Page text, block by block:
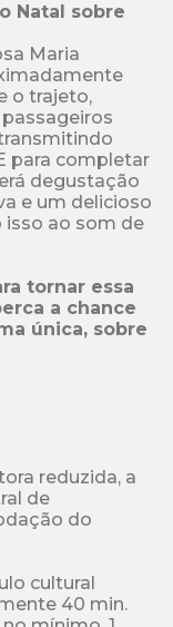
Natal sobre
Maria
o trajeto,
para completar
degustação
e um delicioso
isso ao som de
tornar essa
a chance
única, sobre
reduzida, a
de
do
cultural
40 min.